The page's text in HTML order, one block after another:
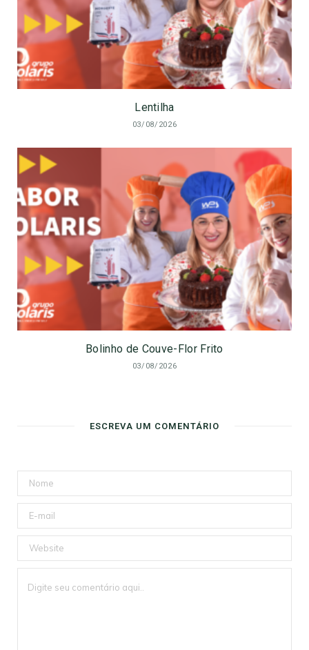
Lentilha
03/08/2026
Bolinho de Couve-Flor Frito
03/08/2026
ESCREVA UM COMENTÁRIO